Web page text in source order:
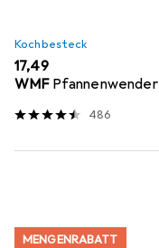
Kochbesteck
EUR
17,49
WMF Pfannenwender
486
MENGENRABATT